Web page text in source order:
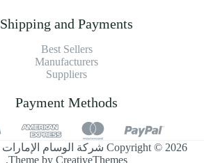
Shipping and Payments
Best Sellers
Manufacturers
Suppliers
Payment Methods
Theme byCreativeThemes
.